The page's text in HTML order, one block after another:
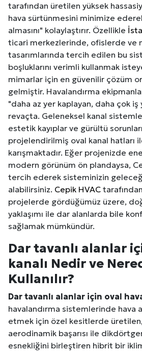
tarafından üretilen yüksek
hava sürtünmesini minimize
almasını" kolaylaştırır. Özellikle
ticari merkezlerinde, ofislerde ve
tasarımlarında tercih edilen bu
boşluklarını verimli kullanmak
mimarlar için en güvenilir çözüm
gelmiştir. Havalandırma
"daha az yer kaplayan, daha çok
revaçta. Geleneksel kanal
estetik kayıplar ve gürültü
projelendirilmiş oval kanal hatları
karışmaktadır. Eğer projenizde
modern görünüm ön plandaysa,
tercih ederek sisteminizin
alabilirsiniz. Cepik HVAC
projelerde gördüğümüz üzere,
yaklaşımı ile dar alanlarda bile
sağlamak mümkündür.
Dar tavanlı alanlar
kanalı Nedir ve
Kullanılır?
Dar tavanlı alanlar için oval
havalandırma sistemlerinde hava
etmek için özel kesitlerde
aerodinamik başarısı ile
esnekliğini birleştiren hibrit bir